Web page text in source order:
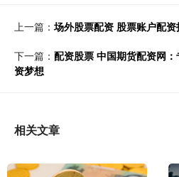
上一篇：场外股票配资 股票账户配
下一篇： 配资股票 中国期货配资网
资梦想
相关文章